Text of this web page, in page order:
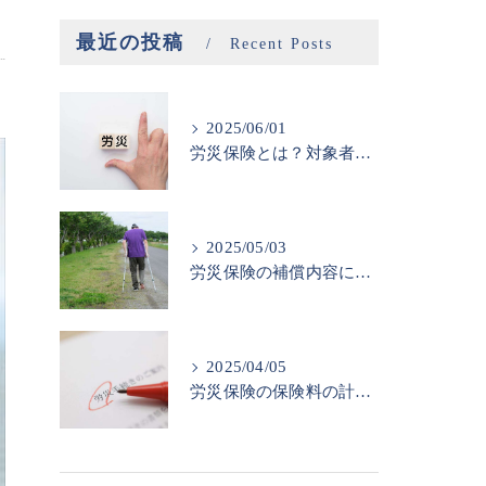
最近の投稿 Recent Posts
2025/06/01
労災保険とは？対象者と申請方法
2025/05/03
労災保険の補償内容について
2025/04/05
労災保険の保険料の計算方法と注意点